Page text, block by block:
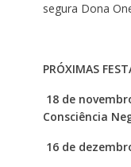
segura Dona
PRÓXIMAS
18 de
Consciência
16 de